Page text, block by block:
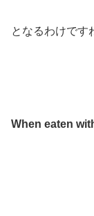
となるわけです
When eaten